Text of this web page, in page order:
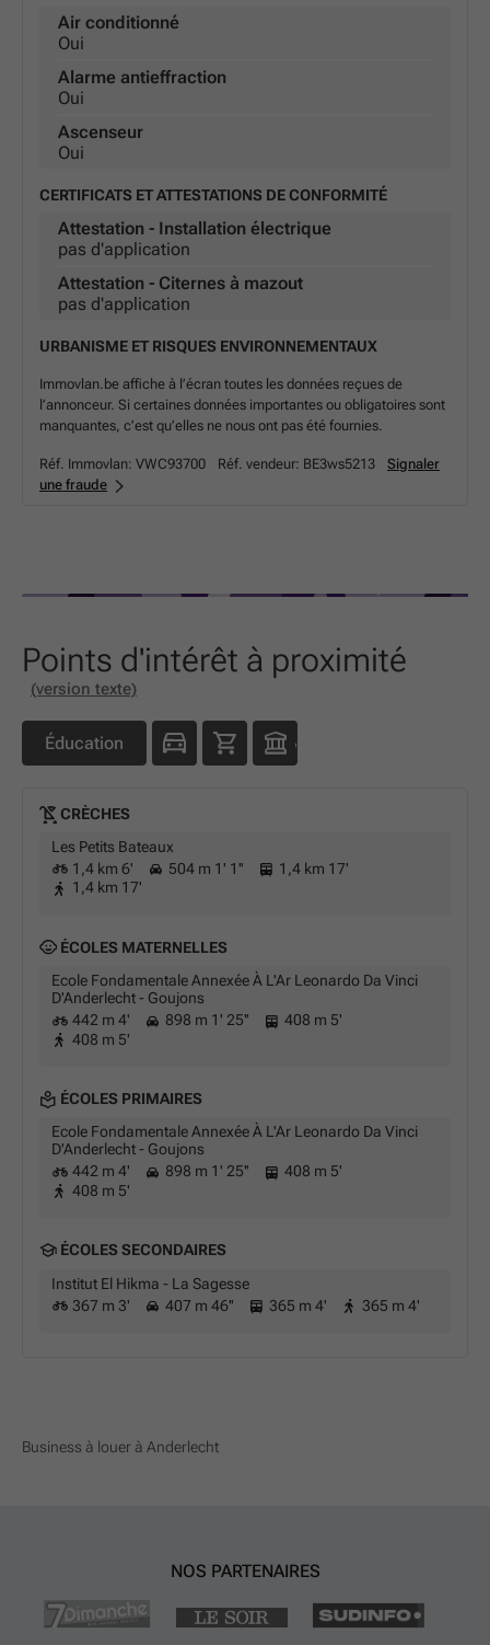
• Agrandissez ou changez d'emplacement en fonction de
vos besoins
• Mobilier ergonomique de haute qualité
Toutes les images figurant sur cette liste représentent
nos bureaux mais peuvent ne pas correspondre au
En savoir plus
Air conditionné
Oui
Alarme antieffraction
Oui
Ascenseur
Oui
CERTIFICATS ET ATTESTATIONS DE CONFORMITÉ
Attestation - Installation électrique
pas d'application
Attestation - Citernes à mazout
pas d'application
URBANISME ET RISQUES ENVIRONNEMENTAUX
Immovlan.be affiche à l’écran toutes les données reçues de
l’annonceur. Si certaines données importantes ou obligatoires sont
manquantes, c’est qu’elles ne nous ont pas été fournies.
Réf. Immovlan: VWC93700 Réf. vendeur: BE3ws5213
Signaler
une fraude
Points d'intérêt à proximité
(version texte)
Éducation
CRÈCHES
Les Petits Bateaux
1,4 km 6'
504 m 1' 1''
1,4 km 17'
1,4 km 17'
ÉCOLES MATERNELLES
Ecole Fondamentale Annexée À L'Ar Leonardo Da Vinci
D'Anderlecht - Goujons
442 m 4'
898 m 1' 25''
408 m 5'
408 m 5'
ÉCOLES PRIMAIRES
Ecole Fondamentale Annexée À L'Ar Leonardo Da Vinci
D'Anderlecht - Goujons
442 m 4'
898 m 1' 25''
408 m 5'
408 m 5'
ÉCOLES SECONDAIRES
Institut El Hikma - La Sagesse
367 m 3'
407 m 46'' 365 m 4' 365 m 4'
Business à louer à Anderlecht
NOS PARTENAIRES